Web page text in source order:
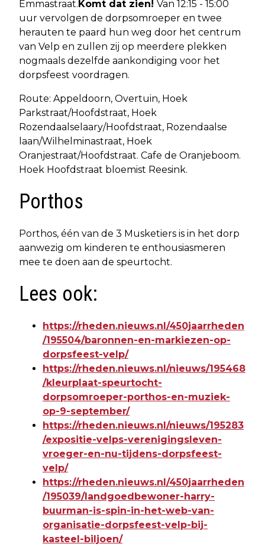
Emmastraat. Komt dat zien! Van 12:15 - 15:00
uur vervolgen de dorpsomroeper en twee
herauten te paard hun weg door het centrum
van Velp en zullen zij op meerdere plekken
nogmaals dezelfde aankondiging voor het
dorpsfeest voordragen.
Route: Appeldoorn, Overtuin, Hoek
Parkstraat/Hoofdstraat, Hoek
Rozendaalselaary/Hoofdstraat, Rozendaalse
laan/Wilhelminastraat, Hoek
Oranjestraat/Hoofdstraat. Cafe de Oranjeboom.
Hoek Hoofdstraat bloemist Reesink.
Porthos
Porthos, één van de 3 Musketiers is in het dorp
aanwezig om kinderen te enthousiasmeren
mee te doen aan de speurtocht.
Lees ook:
https://rheden.nieuws.nl/450jaarrheden
/195504/baronnen-en-markiezen-op-
dorpsfeest-velp/
https://rheden.nieuws.nl/nieuws/195468
/kleurplaat-speurtocht-
dorpsomroeper-porthos-en-muziek-
op-9-september/
https://rheden.nieuws.nl/nieuws/195283
/expositie-velps-verenigingsleven-
vroeger-en-nu-tijdens-dorpsfeest-
velp/
https://rheden.nieuws.nl/450jaarrheden
/195039/landgoedbewoner-harry-
buurman-is-spin-in-het-web-van-
organisatie-dorpsfeest-velp-bij-
kasteel-biljoen/